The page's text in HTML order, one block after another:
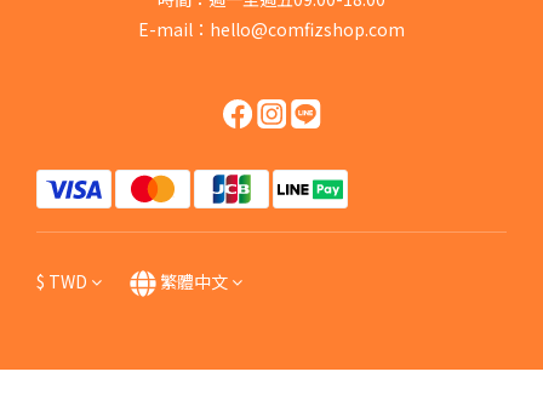
E-mail：hello@comfizshop.com
$ TWD 繁體中文